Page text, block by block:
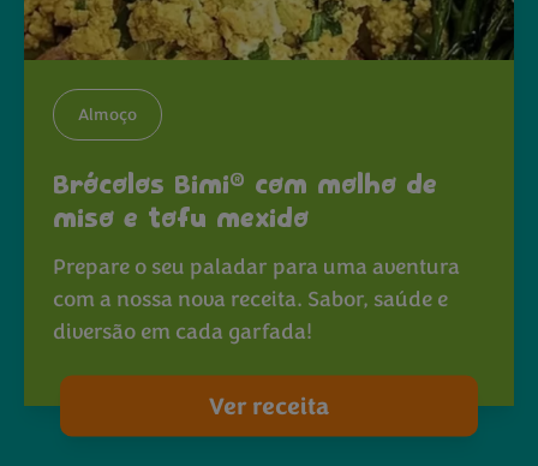
Almoço
Brócolos Bimi® com molho de
miso e tofu mexido
Prepare o seu paladar para uma aventura
com a nossa nova receita. Sabor, saúde e
diversão em cada garfada!
Ver receita